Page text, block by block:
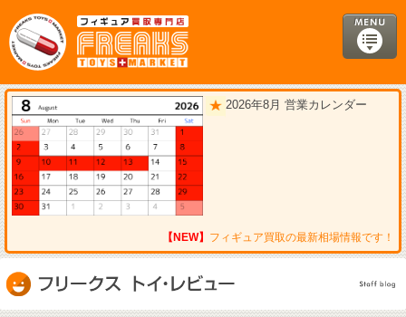
2026年8月 営業カレンダー
【NEW】 フィギュア買取の最新相場情報です！